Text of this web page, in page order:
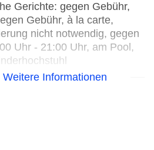
Gerichte: gegen Gebühr,
Gebühr, à la carte,
nicht notwendig, gegen
Uhr - 21:00 Uhr, am Pool,
RESTAURANT
ohne Gebühr, lactosefreie
Weitere Informationen